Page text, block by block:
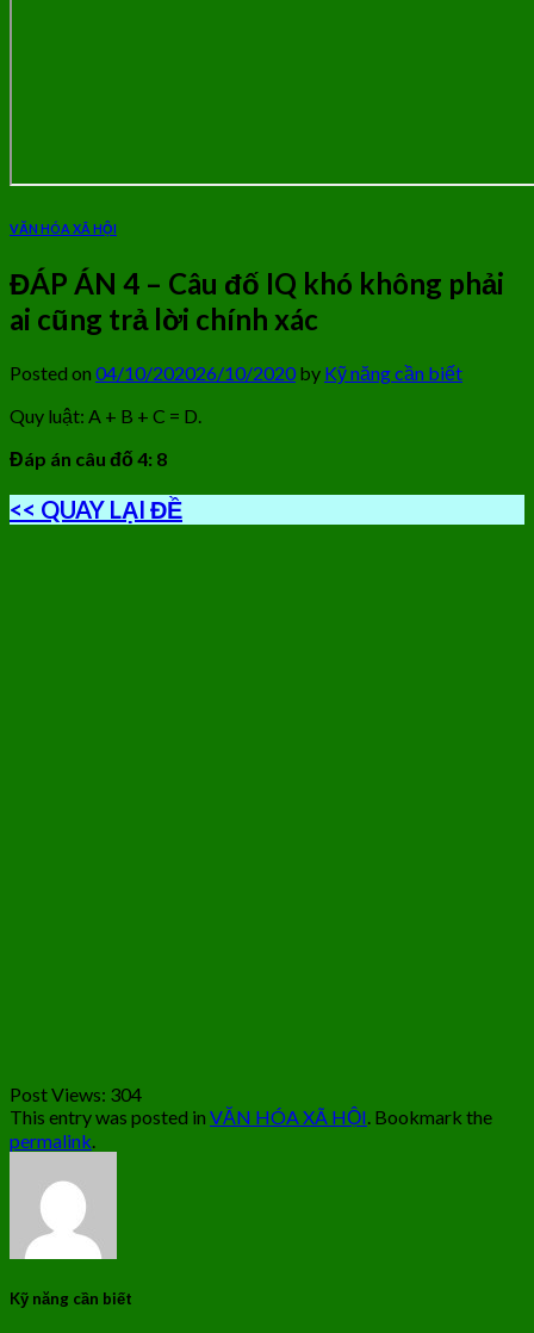
VĂN HÓA XÃ HỘI
ĐÁP ÁN 4 – Câu đố IQ khó không phải
ai cũng trả lời chính xác
Posted on 04/10/202026/10/2020by Kỹ năng cần biết
Quy luật: A + B + C = D.
Đáp án câu đố 4: 8
<< QUAY LẠI ĐỀ
Post Views: 304
This entry was posted in VĂN HÓA XÃ HỘI. Bookmark the
permalink.
Kỹ năng cần biết